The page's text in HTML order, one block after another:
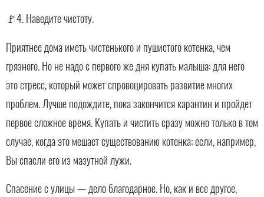
🚩4. Наведите чистоту.
Приятнее дома иметь чистенького и пушистого котенка, чем
грязного. Но не надо с первого же дня купать малыша: для него
это стресс, который может спровоцировать развитие многих
проблем. Лучше подождите, пока закончится карантин и пройдет
первое сложное время. Купать и чистить сразу можно только в том
случае, когда это мешает существованию котенка: если, например,
Вы спасли его из мазутной лужи.
Спасение с улицы — дело благодарное. Но, как и все другое,